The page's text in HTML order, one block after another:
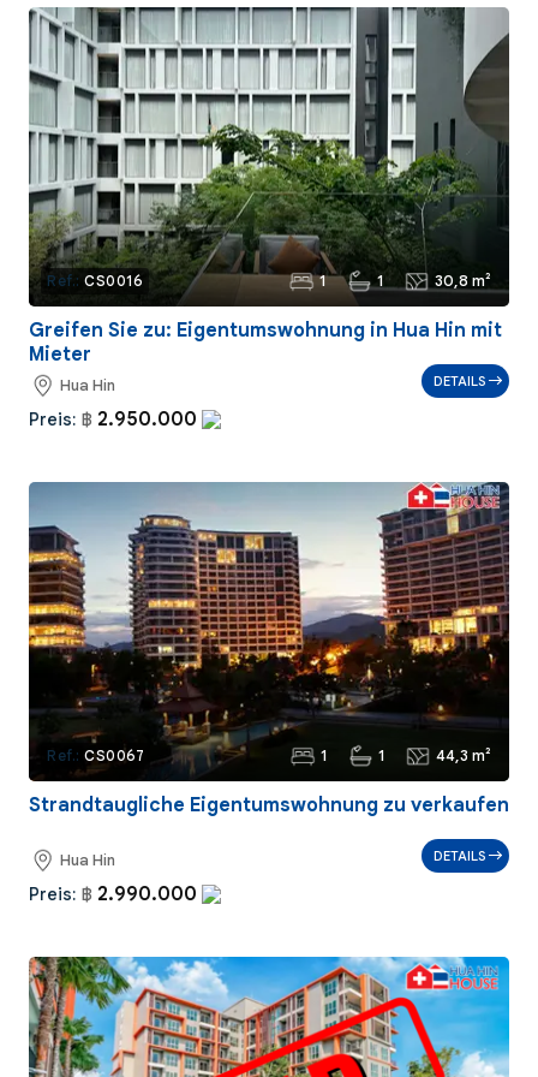
Ref.: CS0016 1 1 30,8 m²
Greifen Sie zu: Eigentumswohnung in Hua Hin mit
Mieter
Hua Hin
Preis: ฿ 2.950.000
DETAILS
Ref.: CS0067 1 1 44,3 m²
Strandtaugliche Eigentumswohnung zu verkaufen
Hua Hin
Preis: ฿ 2.990.000
DETAILS